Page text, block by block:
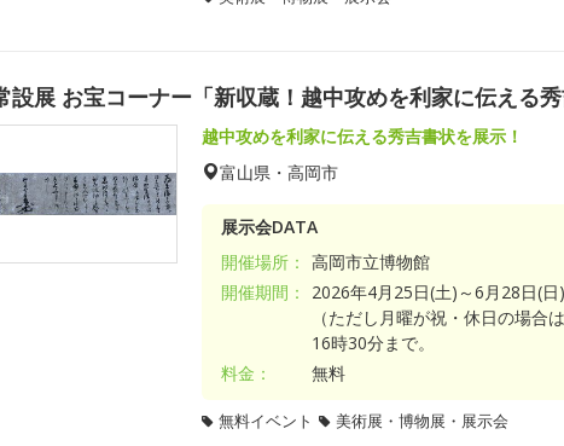
設展 お宝コーナー「新収蔵！越中攻めを利家に伝える秀
越中攻めを利家に伝える秀吉書状を展示！
富山県・高岡市
展示会DATA
開催場所： 高岡市立博物館
開催期間：
2026年4月25日(土)～6月28日(
（ただし月曜が祝・休日の場合
16時30分まで。
料金：
無料
無料イベント 美術展・博物展・展示会